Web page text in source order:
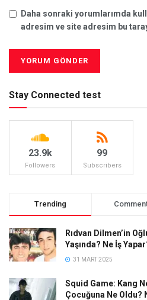
Daha sonraki yorumlarımda
adresim ve site adresim bu
Stay Connected test
23.9k
Followers
99
Subscribers
Trending
Rıdvan Dilmen’in
Yaşında? Ne İş
31 MART 2025
Squid Game: Kang
Çocuğuna Ne Oldu?